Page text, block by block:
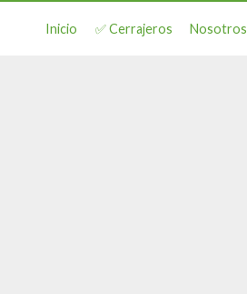
Inicio ✅ Cerrajeros Nosotros